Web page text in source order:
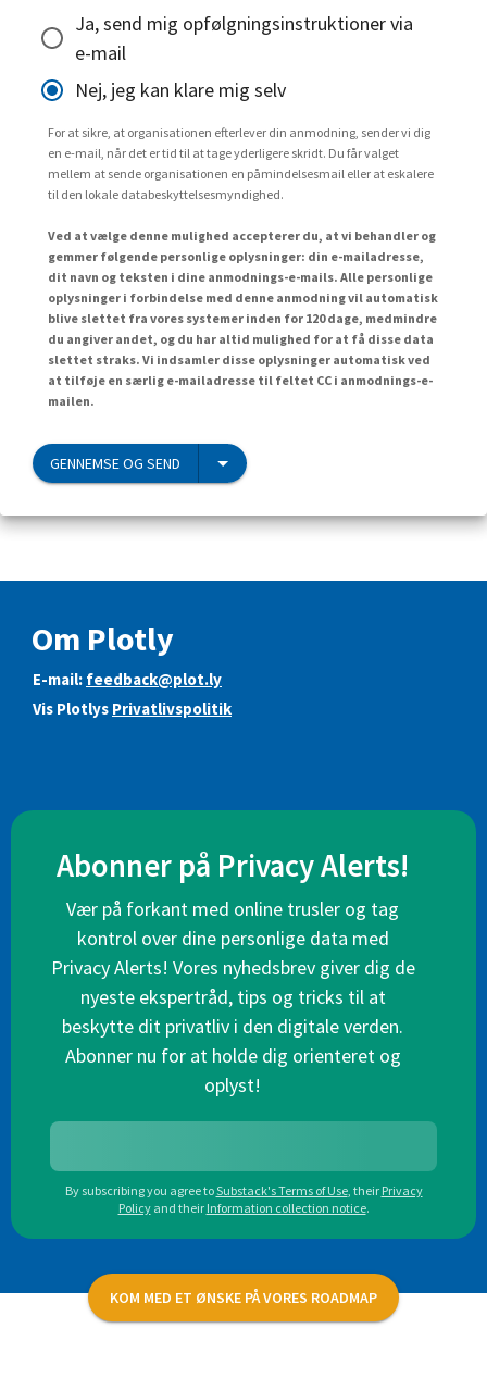
Ja, send mig opfølgningsinstruktioner via
e-mail
Nej, jeg kan klare mig selv
For at sikre, at organisationen efterlever din anmodning, sender vi dig
en e-mail, når det er tid til at tage yderligere skridt. Du får valget
mellem at sende organisationen en påmindelsesmail eller at eskalere
til den lokale databeskyttelsesmyndighed.
Ved at vælge denne mulighed accepterer du, at vi behandler og
gemmer følgende personlige oplysninger: din e-mailadresse,
dit navn og teksten i dine anmodnings-e-mails. Alle personlige
oplysninger i forbindelse med denne anmodning vil automatisk
blive slettet fra vores systemer inden for 120 dage, medmindre
du angiver andet, og du har altid mulighed for at få disse data
slettet straks. Vi indsamler disse oplysninger automatisk ved
at tilføje en særlig e-mailadresse til feltet CC i anmodnings-e-
mailen.
GENNEMSE OG SEND
Om Plotly
E-mail: feedback@plot.ly
Vis Plotlys Privatlivspolitik
Abonner på Privacy Alerts!
Vær på forkant med online trusler og tag
kontrol over dine personlige data med
Privacy Alerts! Vores nyhedsbrev giver dig de
nyeste ekspertråd, tips og tricks til at
beskytte dit privatliv i den digitale verden.
Abonner nu for at holde dig orienteret og
oplyst!
By subscribing you agree toSubstack's Terms of Use, their Privacy
Policy and their Information collection notice.
KOM MED ET ØNSKE PÅ VORES ROADMAP